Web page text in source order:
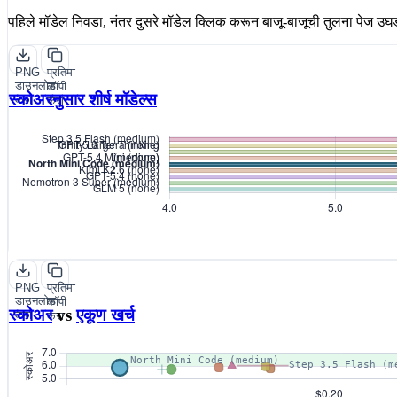
पहिले मॉडेल निवडा, नंतर दुसरे मॉडेल क्लिक करून बाजू-बाजूची तुलना पेज
PNG
डाउनलोड
करा
प्रतिमा
कॉपी
करा
स्कोअरनुसार शीर्ष मॉडेल्स
PNG
डाउनलोड
करा
प्रतिमा
कॉपी
करा
स्कोअर vs एकूण खर्च